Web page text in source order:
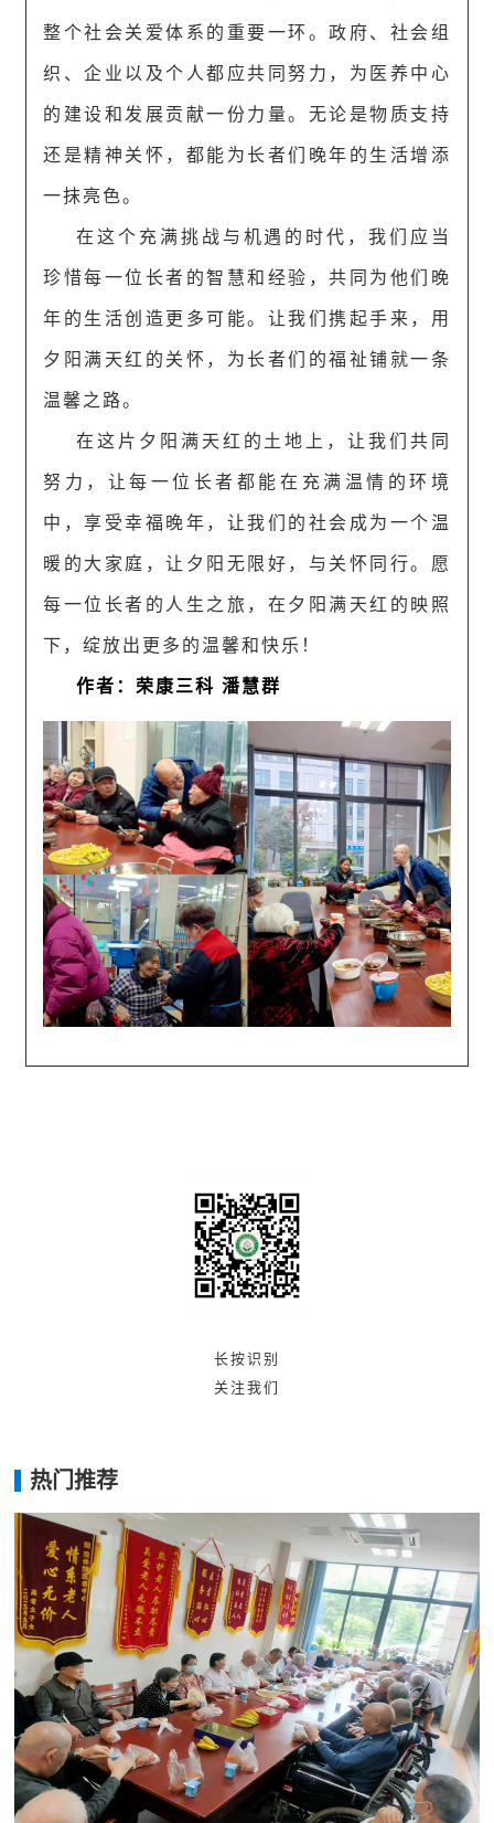
整个社会关爱体系的重要一环。政府、社会组
织、企业以及个人都应共同努力，为医养中心
的建设和发展贡献一份力量。无论是物质支持
还是精神关怀，都能为长者们晚年的生活增添
一抹亮色。
在这个充满挑战与机遇的时代，我们应当
珍惜每一位长者的智慧和经验，共同为他们晚
年的生活创造更多可能。让我们携起手来，用
夕阳满天红的关怀，为长者们的福祉铺就一条
温馨之路。
在这片夕阳满天红的土地上，让我们共同
努力，让每一位长者都能在充满温情的环境
中，享受幸福晚年，让我们的社会成为一个温
暖的大家庭，让夕阳无限好，与关怀同行。愿
每一位长者的人生之旅，在夕阳满天红的映照
下，绽放出更多的温馨和快乐！
作者：荣康三科 潘慧群
长按识别
关注我们
热门推荐